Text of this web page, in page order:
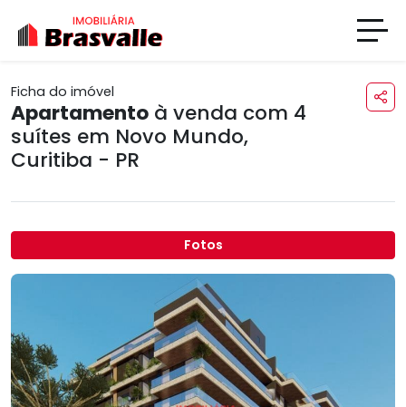
Ficha do imóvel
Apartamento à venda com 4
suítes em Novo Mundo,
Curitiba - PR
Fotos